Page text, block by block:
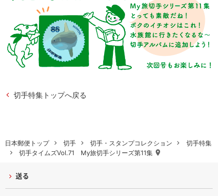
日本郵便トップ 切手 切手・スタンプコレクション
切手特集
切手タイムズVol.71 My旅切手シリーズ第11集
切手特集トップへ戻る
送る